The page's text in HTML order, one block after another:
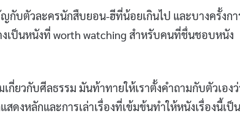
กับตัวละครนักสืบยอน-ฮีที่น้อยเกินไป และบางครั้งกา
งเป็นหนังที่ worth watching สำหรับคนที่ชื่นชอบหนัง
ยวกับศีลธรรม มันท้าทายให้เราตั้งคำถามกับตัวเอง
ดงหลักและการเล่าเรื่องที่เข้มข้นทำให้หนังเรื่องนี้เป็น